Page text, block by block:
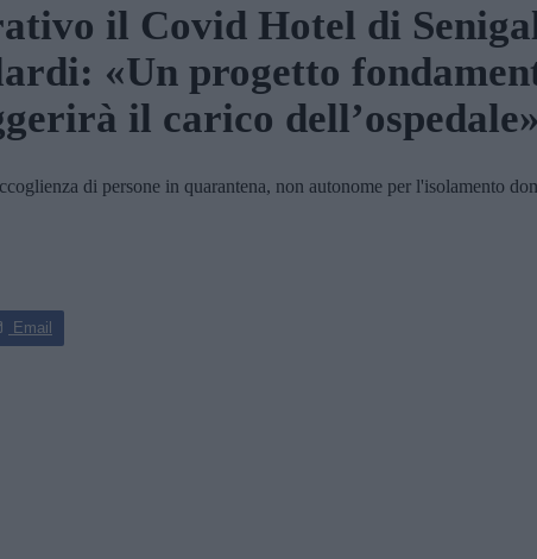
il Covid Hotel di
«Un progetto
il carico dell’ospedale»
di persone in quarantena, non autonome per l'isolamento
Email